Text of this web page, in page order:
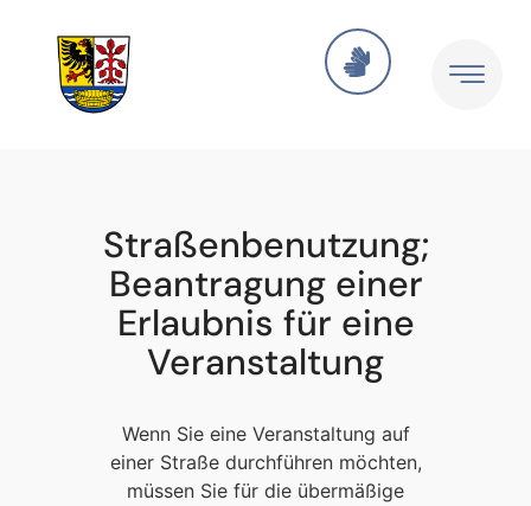
Straßenbenutzung;
Beantragung einer
Erlaubnis für eine
Veranstaltung
Wenn Sie eine Veranstaltung auf
einer Straße durchführen möchten,
müssen Sie für die übermäßige